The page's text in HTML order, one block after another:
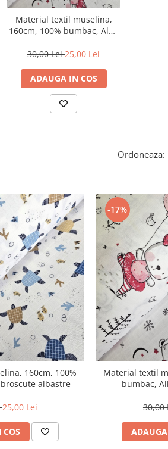
Material textil muselina,
160cm, 100% bumbac, Alba
30,00 Lei25,00 Lei
ADAUGA IN COS
Ordoneaza:
160cm, 100%
albastre
25,00 Lei
-17%
Material textil
bumbac,
30,00